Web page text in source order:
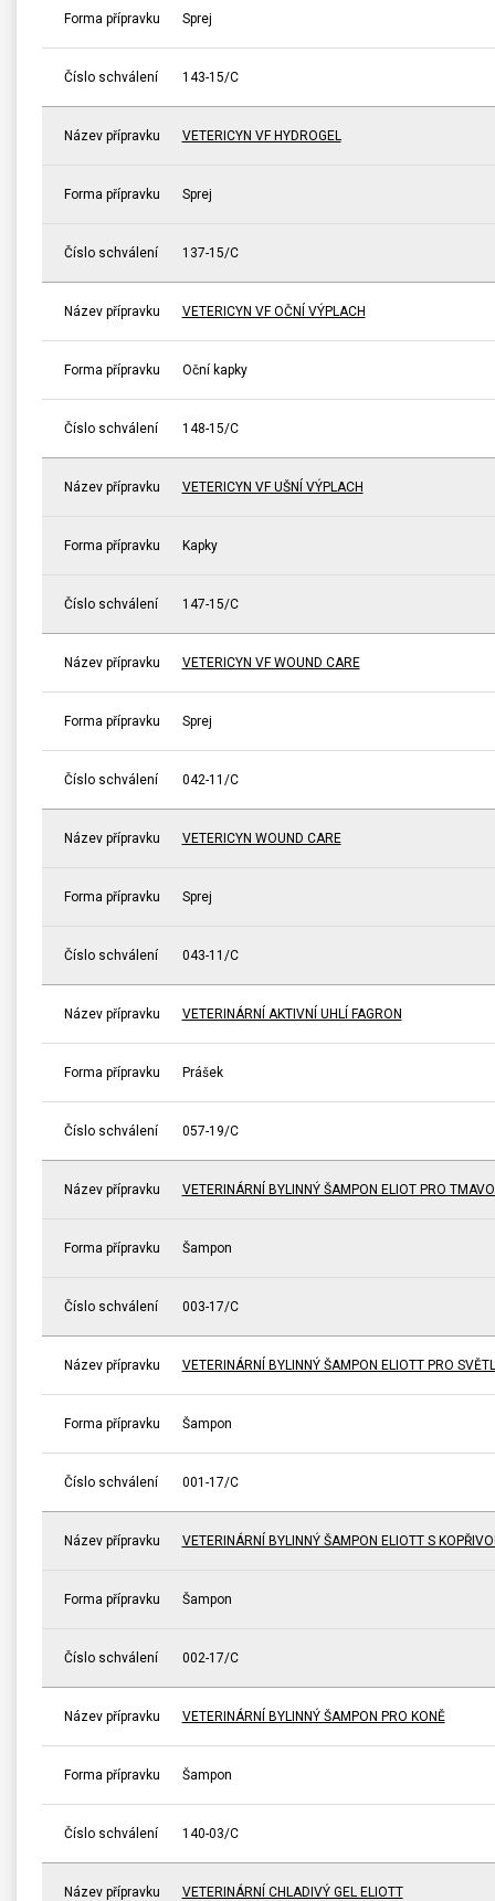
Forma přípravku Sprej
Číslo schválení 143-15/C
Název přípravku VETERICYN VF HYDROGEL
Forma přípravku Sprej
Číslo schválení 137-15/C
Název přípravku VETERICYN VF OČNÍ VÝPLACH
Forma přípravku Oční kapky
Číslo schválení 148-15/C
Název přípravku VETERICYN VF UŠNÍ VÝPLACH
Forma přípravku Kapky
Číslo schválení 147-15/C
Název přípravku VETERICYN VF WOUND CARE
Forma přípravku Sprej
Číslo schválení 042-11/C
Název přípravku VETERICYN WOUND CARE
Forma přípravku Sprej
Číslo schválení 043-11/C
Název přípravku VETERINÁRNÍ AKTIVNÍ UHLÍ FAGRON
Forma přípravku Prášek
Číslo schválení 057-19/C
Název přípravku VETERINÁRNÍ BYLINNÝ ŠAMPON ELIOT PRO
Forma přípravku Šampon
Číslo schválení 003-17/C
Název přípravku VETERINÁRNÍ BYLINNÝ ŠAMPON ELIOTT PRO
Forma přípravku Šampon
Číslo schválení 001-17/C
Název přípravku VETERINÁRNÍ BYLINNÝ ŠAMPON ELIOTT S
Forma přípravku Šampon
Číslo schválení 002-17/C
Název přípravku VETERINÁRNÍ BYLINNÝ ŠAMPON PRO KONĚ
Forma přípravku Šampon
Číslo schválení 140-03/C
Název přípravku VETERINÁRNÍ CHLADIVÝ GEL ELIOTT